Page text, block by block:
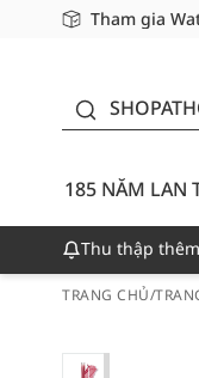
Tham gia
Miễn phí
Giao hàng
CƯỜI -
50%
185 NĂM LAN
Thu thập
TRANG CHỦ/